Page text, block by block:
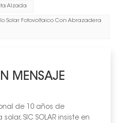
Alzada
Solar Fotovoltaico Con Abrazadera
MENSAJE
de 10 años de
SIC SOLAR insiste en